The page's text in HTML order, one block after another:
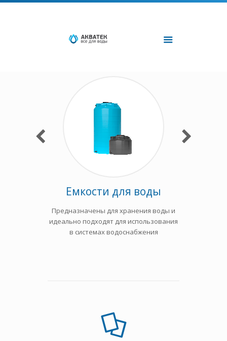
Емкости для воды
Предназначены для хранения воды и
идеально подходят для использования
в системах водоснабжения